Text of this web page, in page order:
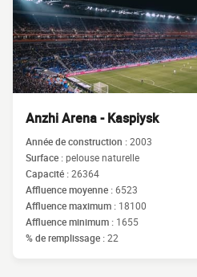
Anzhi Arena - Kaspiysk
Année de construction :2003
Surface :pelouse naturelle
Capacité :26364
Affluence moyenne :6523
Affluence maximum : 18100
Affluence minimum : 1655
% de remplissage :22